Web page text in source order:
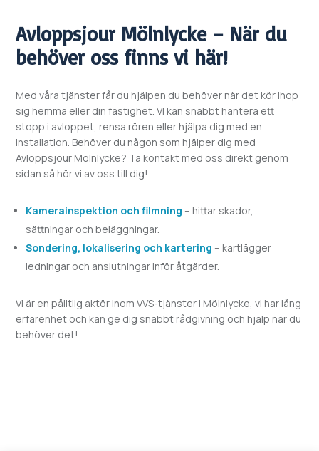
Avloppsjour Mölnlycke – När du
behöver oss finns vi här!
Med våra tjänster får du hjälpen du behöver när det kör ihop
sig hemma eller din fastighet. VI kan snabbt hantera ett
stopp i avloppet, rensa rören eller hjälpa dig med en
installation. Behöver du någon som hjälper dig med
Avloppsjour Mölnlycke? Ta kontakt med oss direkt genom
sidan så hör vi av oss till dig!
Kamerainspektion och filmning – hittar skador,
sättningar och beläggningar.
Sondering, lokalisering och kartering – kartlägger
ledningar och anslutningar inför åtgärder.
Vi är en pålitlig aktör inom VVS-tjänster i Mölnlycke, vi har lång
erfarenhet och kan ge dig snabbt rådgivning och hjälp när du
behöver det!